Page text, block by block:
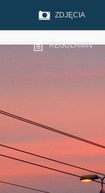
ZDJĘCIA
REGULAMIN